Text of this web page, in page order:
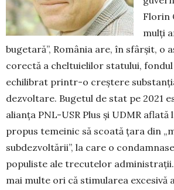
Florin
mulți
bugetară”, România are, în sfârșit, o
corectă a cheltuielilor sta­tului, fondul
echilibrat printr-o creștere
dezvoltare. Bugetul de stat pe 2021
alianța PNL-USR Plus și UDMR
propus temeinic să scoată țara din
subdezvoltării”, la care o
populiste ale trecutelor
mai multe ori că stimularea ex­cesivă